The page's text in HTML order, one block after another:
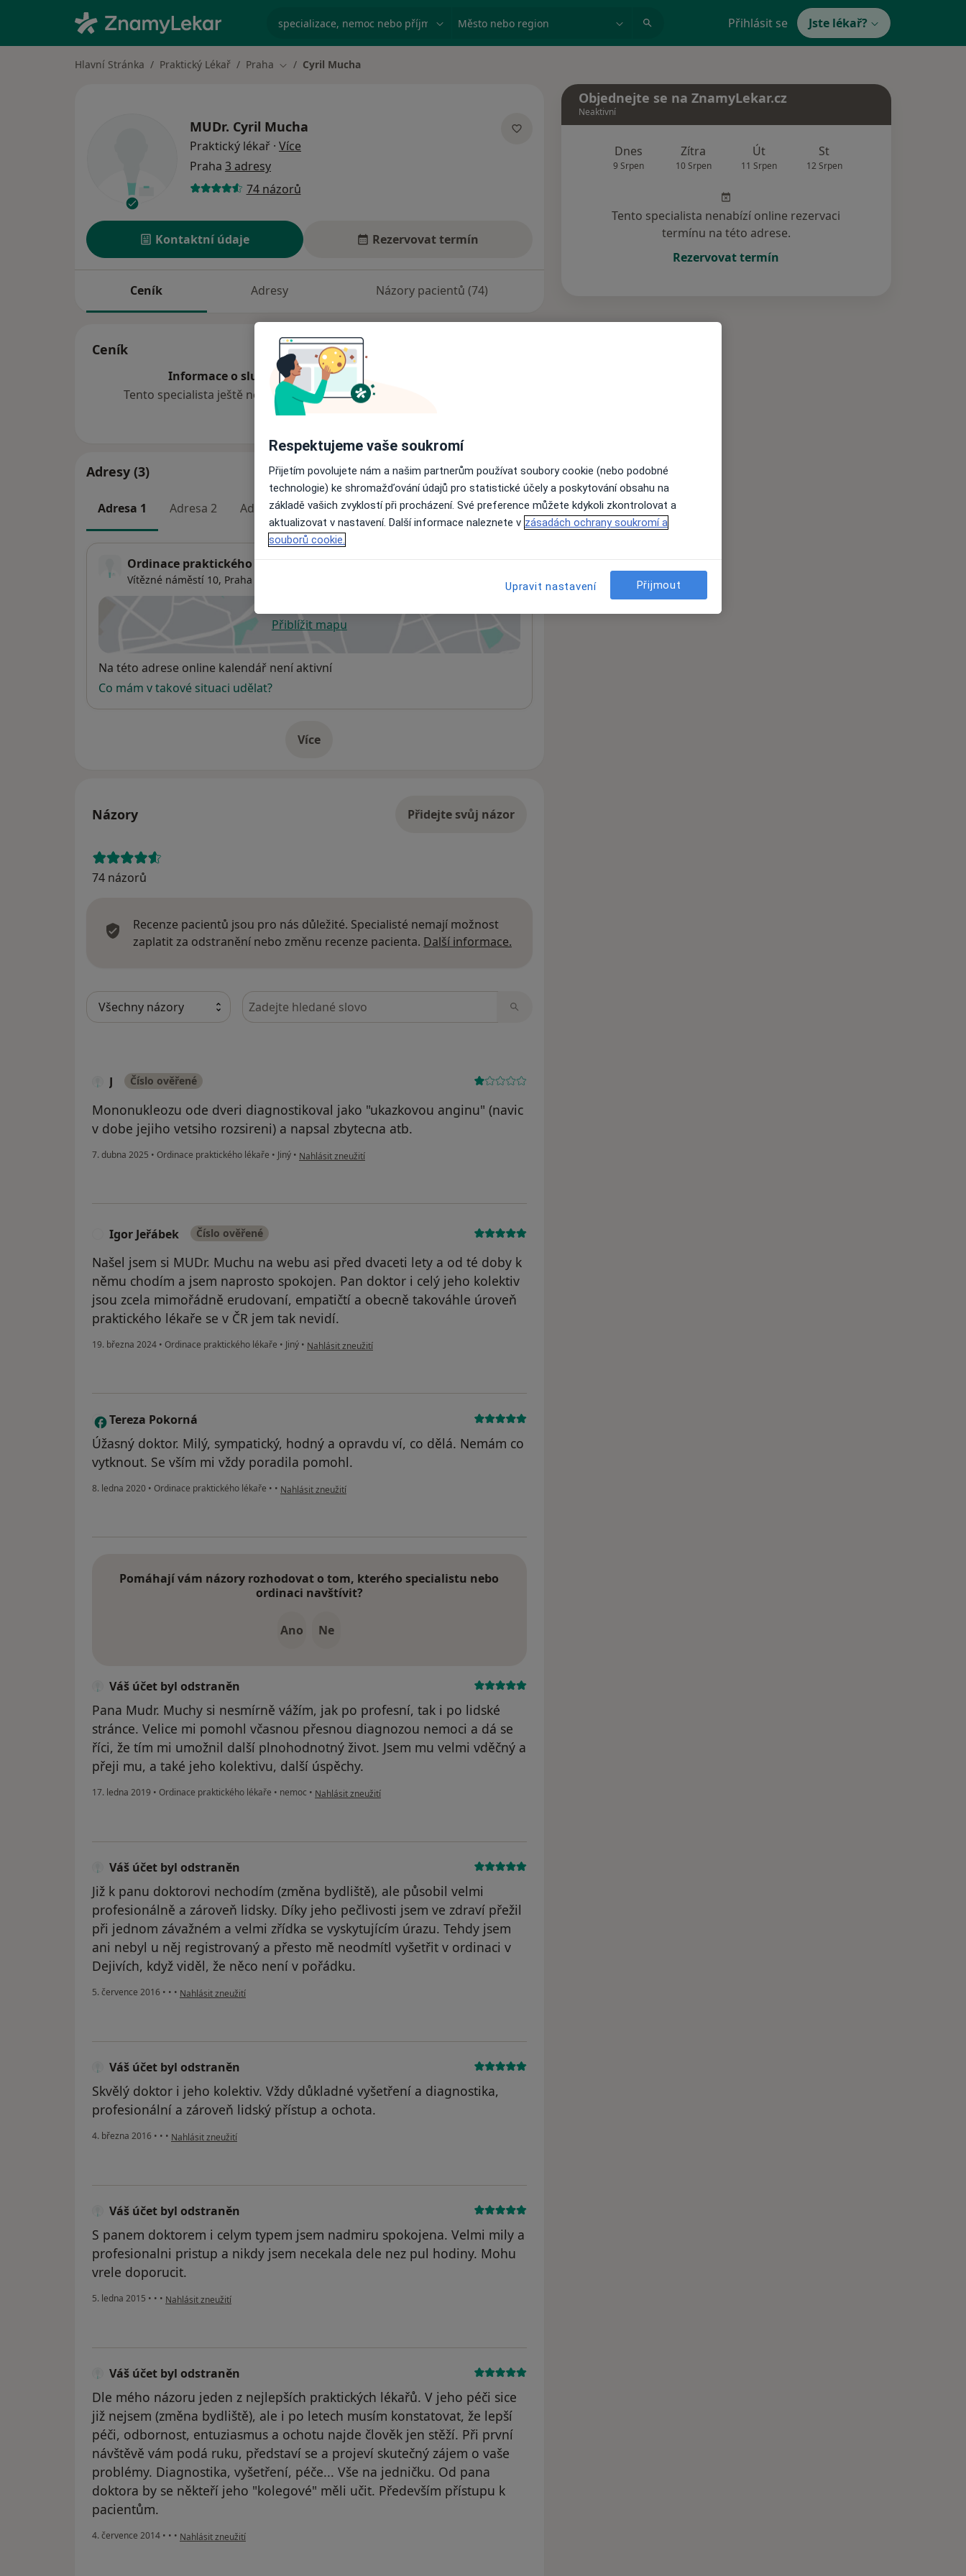
specializace, nemoc nebo příjmení Město nebo region Přihlásit se Jste lékař?
Hlavní Stránka Praktický Lékař Praha Změna města
Cyril Mucha
MUDr. Cyril Mucha
Praktický lékař · Více
Praha 3 adresy
74 názorů
Kontaktní údaje Rezervovat termín
Ceník Adresy Názory pacientů (74)
Ceník
Informace o službách a cenách nejsou k dispozici
Tento specialista ještě nepřidával žádné informace o svých službách.
Adresy (3)
Adresa 1 Adresa 2 Adresa 3
Ordinace praktického lékaře
Vítězné náměstí 10, Praha
Přiblížit mapuse otevře v nové záložce
Dostupnost
Na této adrese online kalendář není aktivní
Co mám v takové situaci udělat?
Víceo adrese
Názory Přidejte svůj názor
74 názorů
Recenze pacientů jsou pro nás důležité. Specialisté nemají možnost
zaplatit za odstranění nebo změnu recenze pacienta. Další informace.
Hledejte v názorech
J Číslo ověřené
Mononukleozu ode dveri diagnostikoval jako "ukazkovou anginu" (navic
v dobe jejiho vetsiho rozsireni) a napsal zbytecna atb.
7. dubna 2025 • Ordinace praktického lékaře • Jiný • podle názoru uživatele J
Nahlásit zneužití
Igor Jeřábek Číslo ověřené
Našel jsem si MUDr. Muchu na webu asi před dvaceti lety a od té doby k
němu chodím a jsem naprosto spokojen. Pan doktor i celý jeho kolektiv
jsou zcela mimořádně erudovaní, empatičtí a obecně takováhle úroveň
praktického lékaře se v ČR jem tak nevidí.
19. března 2024 • Ordinace praktického lékaře • Jiný • podle názoru uživatele Igor Jeřábek
Nahlásit zneužití
T Tereza Pokorná
Úžasný doktor. Milý, sympatický, hodný a opravdu ví, co dělá. Nemám co
vytknout. Se vším mi vždy poradila pomohl.
8. ledna 2020 • Ordinace praktického lékaře • • podle názoru uživatele Tereza Pokorná
Nahlásit zneužití
Pomáhají vám názory rozhodovat o tom, kterého specialistu nebo
ordinaci navštívit?
Ano Ne
Váš účet byl odstraněn
Pana Mudr. Muchy si nesmírně vážím, jak po profesní, tak i po lidské
stránce. Velice mi pomohl včasnou přesnou diagnozou nemoci a dá se
říci, že tím mi umožnil další plnohodnotný život. Jsem mu velmi vděčný a
přeji mu, a také jeho kolektivu, další úspěchy.
17. ledna 2019 • Ordinace praktického lékaře • nemoc • podle názoru uživatele Váš účet byl odstraněn
Nahlásit zneužití
Váš účet byl odstraněn
Již k panu doktorovi nechodím (změna bydliště), ale působil velmi
profesionálně a zároveň lidsky. Díky jeho pečlivosti jsem ve zdraví přežil
při jednom závažném a velmi zřídka se vyskytujícím úrazu. Tehdy jsem
ani nebyl u něj registrovaný a přesto mě neodmítl vyšetřit v ordinaci v
Dejivích, když viděl, že něco není v pořádku.
5. července 2016 • • • podle názoru uživatele Váš účet byl odstraněn
Nahlásit zneužití
Váš účet byl odstraněn
Skvělý doktor i jeho kolektiv. Vždy důkladné vyšetření a diagnostika,
profesionální a zároveň lidský přístup a ochota.
4. března 2016 • • • podle názoru uživatele Váš účet byl odstraněn
Nahlásit zneužití
Váš účet byl odstraněn
S panem doktorem i celym typem jsem nadmiru spokojena. Velmi mily a
profesionalni pristup a nikdy jsem necekala dele nez pul hodiny. Mohu
vrele doporucit.
5. ledna 2015 • • • podle názoru uživatele Váš účet byl odstraněn
Nahlásit zneužití
Váš účet byl odstraněn
Dle mého názoru jeden z nejlepších praktických lékařů. V jeho péči sice
již nejsem (změna bydliště), ale i po letech musím konstatovat, že lepší
péči, odbornost, entuziasmus a ochotu najde člověk jen stěží. Při první
návštěvě vám podá ruku, představí se a projeví skutečný zájem o vaše
problémy. Diagnostika, vyšetření, péče... Vše na jedničku. Od pana
doktora by se někteří jeho "kolegové" měli učit. Především přístupu k
pacientům.
4. července 2014 • • • podle názoru uživatele Váš účet byl odstraněn
Nahlásit zneužití
Objednejte se na ZnamyLekar.cz
Neaktivní
Dnes
9 Srpen
Zítra
10 Srpen
Út
11 Srpen
St
12 Srpen
Tento specialista nenabízí online rezervaci
termínu na této adrese.
Rezervovat termín
Respektujeme vaše soukromí
Přijetím povolujete nám a našim partnerům používat soubory cookie (nebo podobné
technologie) ke shromažďování údajů pro statistické účely a poskytování obsahu na
základě vašich zvyklostí při procházení. Své preference můžete kdykoli zkontrolovat a
aktualizovat v nastavení. Další informace naleznete v zásadách ochrany soukromí a
souborů cookie.
Upravit nastavení Přijmout